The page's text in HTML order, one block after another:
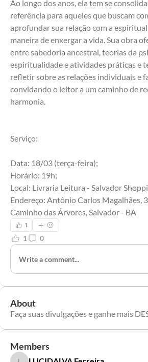
Ao longo dos anos, ela tem se
referência para aqueles que buscam
aprofundar sua relação com a
maneira de enxergar a vida. Sua obra
entre sabedoria ancestral, teorias da
espiritualidade e atividades práticas e
refletir sobre as relações individuais e
convidando o leitor a um caminho de
harmonia.
Serviço:
Data: 18/03 (terça-feira);
Horário: 19h;
Local: Livraria Leitura - Salvador
Endereço: Antônio Carlos Magalhães,
Caminho das Árvores, Salvador - BA
1
1 0
Write a comment...
About
Faça suas divulgações e ganhe mais
Members